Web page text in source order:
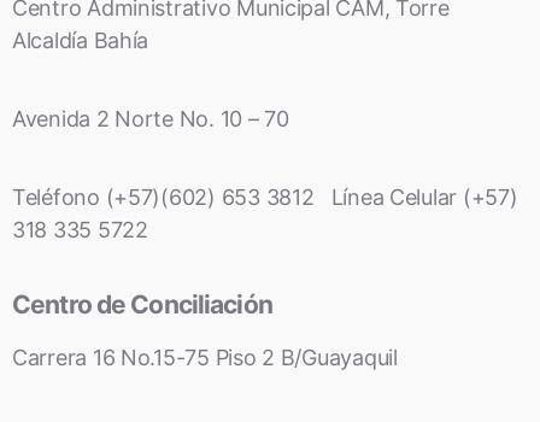
Centro Administrativo Municipal CAM, Torre
Alcaldía Bahía
Avenida 2 Norte No. 10 – 70
Teléfono (+57)(602) 653 3812 Línea Celular (+57)
318 335 5722
Centro de Conciliación
Carrera 16 No.15-75 Piso 2 B/Guayaquil